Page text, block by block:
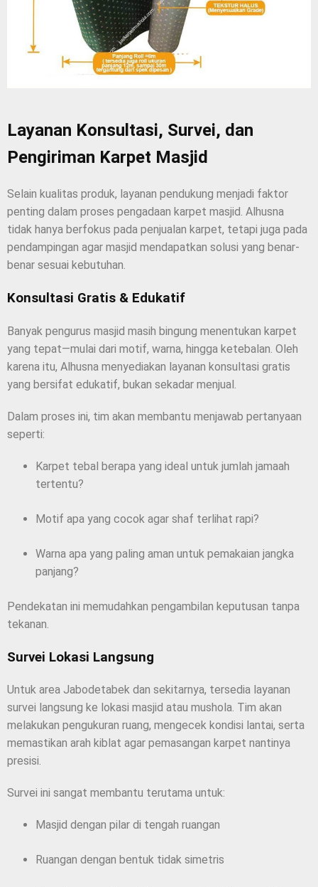
Layanan Konsultasi, Survei, dan
Pengiriman Karpet Masjid
Selain kualitas produk, layanan pendukung menjadi faktor
penting dalam proses pengadaan karpet masjid. Alhusna
tidak hanya berfokus pada penjualan karpet, tetapi juga pada
pendampingan agar masjid mendapatkan solusi yang benar-
benar sesuai kebutuhan.
Konsultasi Gratis & Edukatif
Banyak pengurus masjid masih bingung menentukan karpet
yang tepat—mulai dari motif, warna, hingga ketebalan. Oleh
karena itu, Alhusna menyediakan layanan konsultasi gratis
yang bersifat edukatif, bukan sekadar menjual.
Dalam proses ini, tim akan membantu menjawab pertanyaan
seperti:
Karpet tebal berapa yang ideal untuk jumlah jamaah
tertentu?
Motif apa yang cocok agar shaf terlihat rapi?
Warna apa yang paling aman untuk pemakaian jangka
panjang?
Pendekatan ini memudahkan pengambilan keputusan tanpa
tekanan.
Survei Lokasi Langsung
Untuk area Jabodetabek dan sekitarnya, tersedia layanan
survei langsung ke lokasi masjid atau mushola. Tim akan
melakukan pengukuran ruang, mengecek kondisi lantai, serta
memastikan arah kiblat agar pemasangan karpet nantinya
presisi.
Survei ini sangat membantu terutama untuk:
Masjid dengan pilar di tengah ruangan
Ruangan dengan bentuk tidak simetris